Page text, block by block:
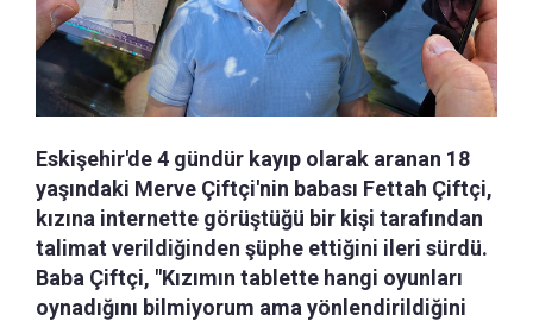
Eskişehir'de 4 gündür kayıp olarak aranan 18
yaşındaki Merve Çiftçi'nin babası Fettah Çiftçi,
kızına internette görüştüğü bir kişi tarafından
talimat verildiğinden şüphe ettiğini ileri sürdü.
Baba Çiftçi, "Kızımın tablette hangi oyunları
oynadığını bilmiyorum ama yönlendirildiğini